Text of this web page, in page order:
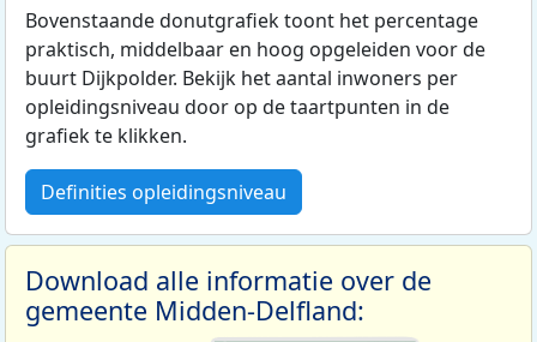
Bovenstaande donutgrafiek toont het percentage
praktisch, middelbaar en hoog opgeleiden voor de
buurt Dijkpolder. Bekijk het aantal inwoners per
opleidingsniveau door op de taartpunten in de
grafiek te klikken.
Definities opleidingsniveau
Download alle informatie over de
gemeente Midden-Delfland: